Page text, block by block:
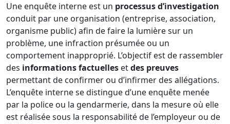
Une enquête interne est un processus d’investigation
conduit par une organisation (entreprise, association,
organisme public) afin de faire la lumière sur un
problème, une infraction présumée ou un
comportement inapproprié. L’objectif est de rassembler
des informations factuelles etdes preuves
permettant de confirmer ou d’infirmer des allégations.
L’enquête interne se distingue d’une enquête menée
par la police ou la gendarmerie, dans la mesure où elle
est réalisée sous la responsabilité de l’employeur ou de